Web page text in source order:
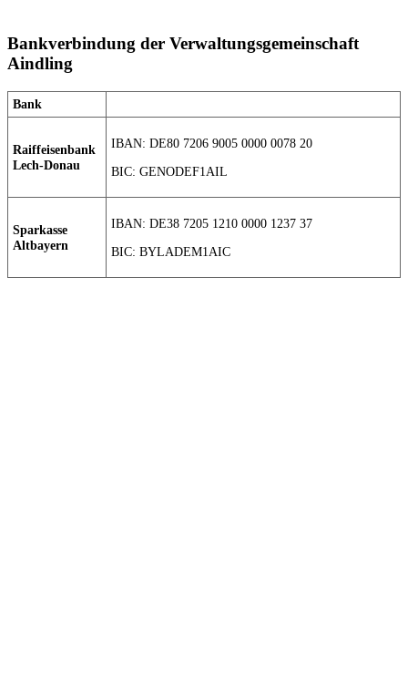
Bankverbindung der Verwaltungsgemeinschaft
Aindling
Bank
Raiffeisenbank
Lech-Donau
IBAN: DE80 7206 9005 0000 0078 20
BIC: GENODEF1AIL
Sparkasse
Altbayern
IBAN: DE38 7205 1210 0000 1237 37
BIC: BYLADEM1AIC